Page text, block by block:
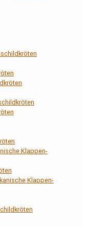
Klappen-
Klappen-